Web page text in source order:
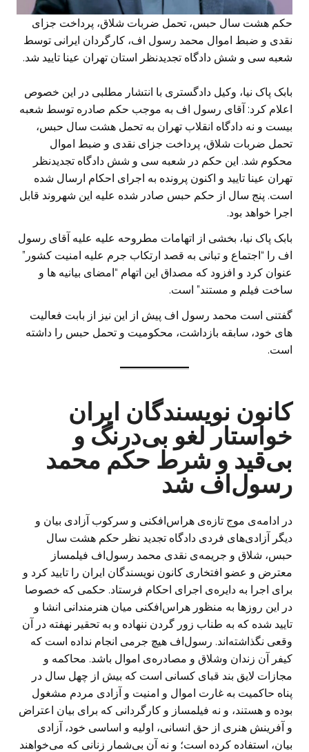
حکم هشت سال حبس، تحمل ضربات شلاق، پرداخت جزای
نقدی و ضبط اموال محمد رسول اف، کارگردان ایرانی توسط
شعبه سی و شش دادگاه تجدیدنظر استان تهران عینا تایید شد.
بابک پاک نیا، وکیل دادگستری با انتشار مطلبی در این خصوص
اعلام کرد: آقای رسول اف به موجب حکم صادره توسط شعبه‌
بیست و نه دادگاه انقلاب تهران به تحمل هشت سال حبس،
تحمل ضربات شلاق، پرداخت جزای نقدی و ضبط اموال
محکوم شد. این حکم در شعبه‌ سی و شش دادگاه تجدیدنظر
تهران عینا تایید و اکنون پرونده به اجرای احکام ارسال شده
است. پنج سال از حکم حبس صادر شده علیه این شهروند قابل
اجرا خواهد بود.
بابک پاک نیا، بخشی از اتهامات مطروحه علیه علیه آقای رسول
اف را “اجتماع و تبانی به قصد ارتکاب جرم علیه امنیت کشور”
عنوان کرد و افزود که مصداق این اتهام “امضای بیانیه ها و
ساخت فیلم و‌ مستند” است.
گفتنی است محمد رسول اف پیش از این نیز از بابت فعالیت
های خود، سابقه بازداشت، محکومیت و تحمل حبس را داشته
است.
کانون نویسندگان ایران
خواستار لغو بی‌درنگ و
بی‌قید و شرط حکم محمد
رسول‌اف شد
در ادامه‌ی موج تاز‌ه‌ی هراس‌افکنی و سرکوب آزادی بیان و
دیگر آزادی‌های فردی دادگاه تجدید نظر حکم هشت سال
حبس، شلاق و جریمه‌ی نقدی محمد رسول‌اف فیلمساز
معترض و عضو افتخاری کانون نویسندگان ایران را تایید کرد و
برای اجرا به دایره‌ی اجرای احکام فرستاد. حکمی که خصوصا
در این روزها به منظور هراس‌افکنی میان هنرمندانی انشا و
تایید شده که به طناب زور گردن ننهاده‌ و به تحقیر نهفته در آن
وقعی نگذاشته‌اند. رسول‌اف هیچ جرمی انجام نداده است که
کیفر آن زندان وشلاق و مصادره‌ی اموال باشد. محاکمه و
مجازات لایق بند قبای کسانی است که بیش از چهل سال در
پناه حاکمیت به غارت اموال و امنیت و آزادی مردم مشغول
بوده و هستند، و نه فیلمساز و کارگردانی که برای بیان اعتراض
و آفرینش هنری از حق انسانی، اولیه و اساسی خود، آزادی
بیان، استفاده کرده است؛ و نه آن بی‌شمار زنانی که می‌خواهند